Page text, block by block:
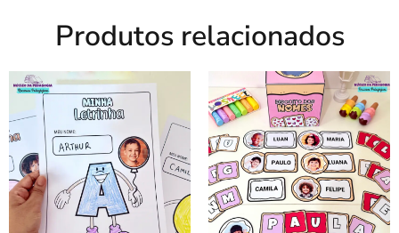
Produtos relacionados